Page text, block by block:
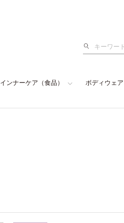
検
インナーケア（食品） ボディウェア